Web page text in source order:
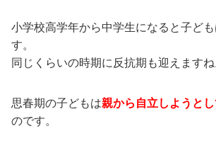
小学校高学年から中学生になると子ど
す。
同じくらいの時期に反抗期も迎えますね
思春期の子どもは親から自立しようと
のです。